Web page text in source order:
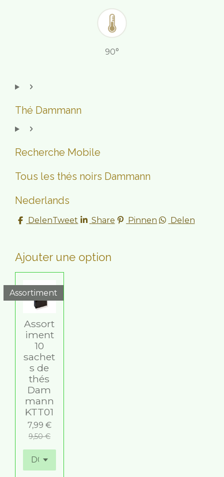
90°
Thé Dammann
Recherche Mobile
Tous les thés noirs Dammann
Nederlands
DelenTweet Share Pinnen Delen
Ajouter une option
Assortiment
Assort
iment
10
sachet
s de
thés
Dam
mann
KTT01
7,99 €
9,50 €